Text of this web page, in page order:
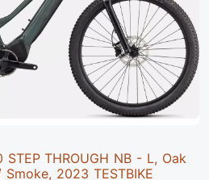
STEP THROUGH NB - L, Oak
2023 TESTBIKE